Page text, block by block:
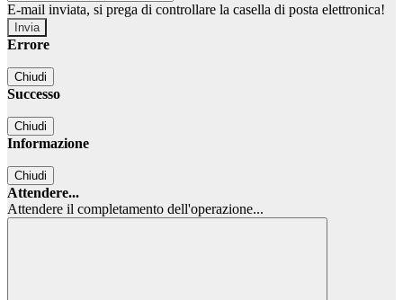
E-mail inviata, si prega di controllare la casella di posta elettronica!
Errore
Chiudi
Successo
Chiudi
Informazione
Chiudi
Attendere...
Attendere il completamento dell'operazione...